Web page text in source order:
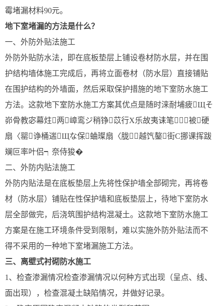
霉堵漏材料90元。
地下室堵漏的方法是什么？
一、外防外贴法施工
外防外贴防水法，即在底板垫层上铺设卷材防水层，并在围
护结构墙体施工完成后，再将立面卷材（防水层）直接铺贴
在围护结构的外墙面，然后采取保护措施的地下室防水施工
方法。这款地下室防水施工方案其优点是随时涞耐埔疲Щそ
峁骨教宓幕炷两嶂鸾ジ稍铮苡行Х乐故夷诔笔被硬
扇〈罂诤桶遄Щな保蛐璨扇〈胧越饩鏊街С挪课挥跋
斓叵率叶侣┑奈侍狻�
二、外防内贴法施工
外防内贴法是在底板垫层上先将性保护墙全部砌完，再将卷
材（防水层）铺贴在性保护墙和底板垫层上，待地下室防水
层全部做完，后浇筑围护结构混凝土。这款地下室防水施工
方案是在施工环境条件受到限制，难以实施外防外贴法而不
得不采用的一种地下室堵漏施工方法。
三、离壁式衬砌防水施工
1、检查渗漏情况检查渗漏情况以何种方式出现（呈点、线、
面出现），检查混凝土缺陷情况，并做好记录。